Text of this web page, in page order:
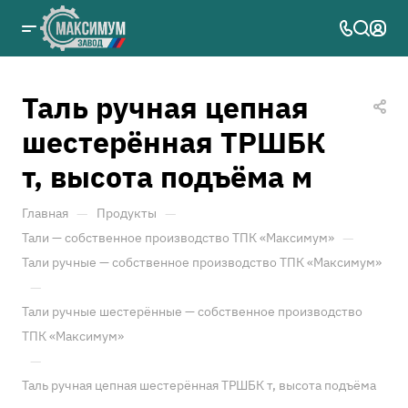
Таль ручная цепная
шестерённая ТРШБК
т, высота подъёма м
Главная — Продукты —
Тали — собственное производство ТПК «Максимум» —
Тали ручные — собственное производство ТПК «Максимум»
—
Тали ручные шестерённые — собственное производство
ТПК «Максимум»
—
Таль ручная цепная шестерённая ТРШБК т, высота подъёма